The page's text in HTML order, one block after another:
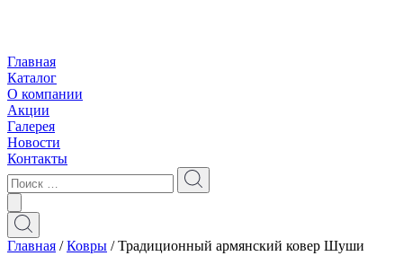
Главная
Каталог
О компании
Акции
Галерея
Новости
Контакты
Главная /Ковры / Традиционный армянский ковер Шуши